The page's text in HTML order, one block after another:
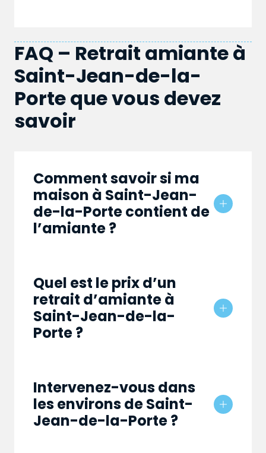
FAQ – Retrait amiante à
Saint-Jean-de-la-
Porte que vous devez
savoir
Comment savoir si ma
maison à Saint-Jean-
de-la-Porte contient de
l’amiante ?
Quel est le prix d’un
retrait d’amiante à
Saint-Jean-de-la-
Porte ?
Intervenez-vous dans
les environs de Saint-
Jean-de-la-Porte ?